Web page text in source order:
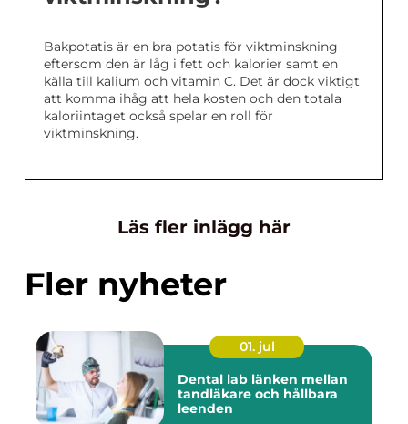
Bakpotatis är en bra potatis för viktminskning
eftersom den är låg i fett och kalorier samt en
källa till kalium och vitamin C. Det är dock viktigt
att komma ihåg att hela kosten och den totala
kaloriintaget också spelar en roll för
viktminskning.
Läs fler inlägg här
Fler nyheter
01. jul
Dental lab länken mellan
tandläkare och hållbara
leenden